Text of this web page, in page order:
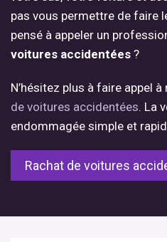
pas vous permettre de faire
pensé à appeler un
voitures accidentées ?
N’hésitez plus à faire appel
de voitures accidentées. La
endommagée simple et
Rachat de voitures